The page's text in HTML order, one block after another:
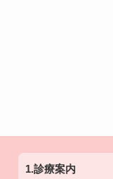
1.診療案内